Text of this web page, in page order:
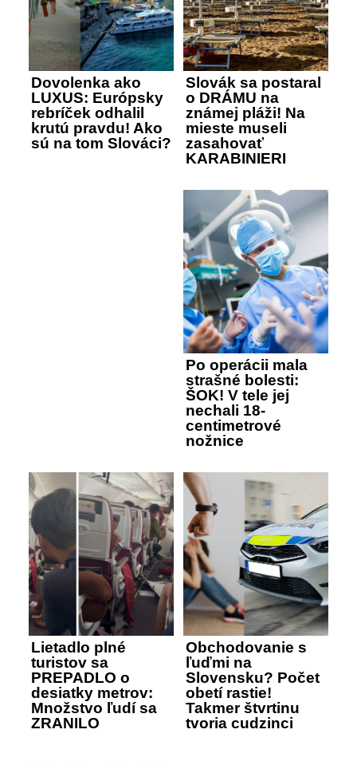
Dovolenka ako
LUXUS: Európsky
rebríček odhalil
krutú pravdu! Ako
sú na tom Slováci?
Slovák sa postaral
o DRÁMU na
známej pláži! Na
mieste museli
zasahovať
KARABINIERI
Po operácii mala
strašné bolesti:
ŠOK! V tele jej
nechali 18-
centimetrové
nožnice
Lietadlo plné
turistov sa
PREPADLO o
desiatky metrov:
Množstvo ľudí sa
ZRANILO
Obchodovanie s
ľuďmi na
Slovensku? Počet
obetí rastie!
Takmer štvrtinu
tvoria cudzinci